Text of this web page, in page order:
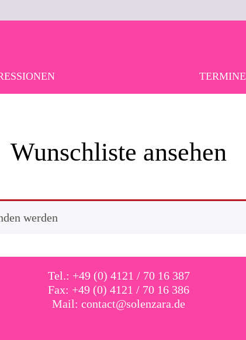
TERMINE
Wunschliste ansehen
werden
Tel.: +49 (0) 4121 / 70 16 387
Fax: +49 (0) 4121 / 70 16 386
Mail: contact@solenzara.de